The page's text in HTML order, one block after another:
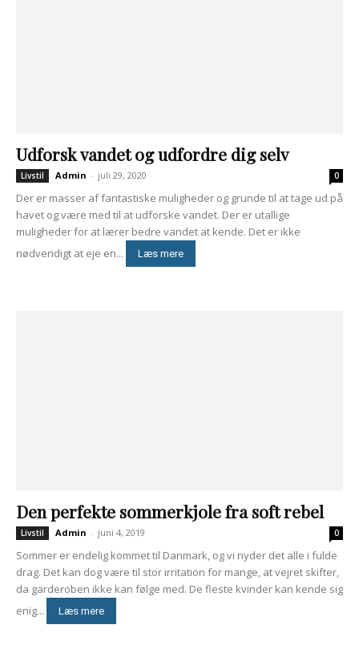
Udforsk vandet og udfordre dig selv
Livstil Admin - juli 29, 2020 0
Der er masser af fantastiske muligheder og grunde til at tage ud på
havet og være med til at udforske vandet. Der er utallige
muligheder for at lærer bedre vandet at kende. Det er ikke
nødvendigt at eje en...
Læs mere
Den perfekte sommerkjole fra soft rebel
Livstil Admin - juni 4, 2019 0
Sommer er endelig kommet til Danmark, og vi nyder det alle i fulde
drag. Det kan dog være til stor irritation for mange, at vejret skifter,
da garderoben ikke kan følge med. De fleste kvinder kan kende sig
enig...
Læs mere